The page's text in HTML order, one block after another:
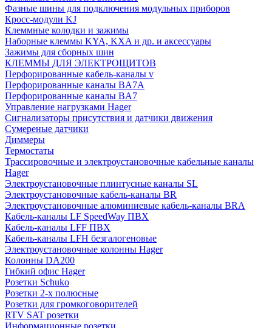
Фазные шины для подключения модульных приборов
Кросс-модули KJ
Клеммные колодки и зажимы
Наборные клеммы KYA, KXA и др. и аксессуары
Зажимы для сборных шин
КЛЕММЫ ДЛЯ ЭЛЕКТРОЩИТОВ
Перфорированные кабель-каналы v
Перфорированные каналы BA7A
Перфорированные каналы BA7
Управление нагрузками Hager
Сигнализаторы присутствия и датчики движения
Сумереные датчики
Диммеры
Термостаты
Трассировочные и электроустановочные кабельные каналы
Hager
Электроустановочные плинтусные каналы SL
Электроустановочные кабель-каналы BR
Электроустановочные алюминиевые кабель-каналы BRA
Кабель-каналы LF SpeedWay ПВХ
Кабель-каналы LFF ПВХ
Кабель-каналы LFH безгалогеновые
Электроустановочные колонны Hager
Колонны DA200
Гибкий офис Hager
Розетки Schuko
Розетки 2-х полюсные
Розетки для громкоговорителей
RTV SAT розетки
Информационные розетки